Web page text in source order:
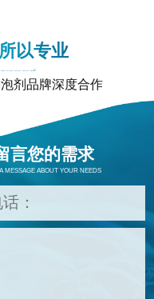
以专业
剂品牌深度合作
言您的需求
MESSAGE ABOUT YOUR NEEDS